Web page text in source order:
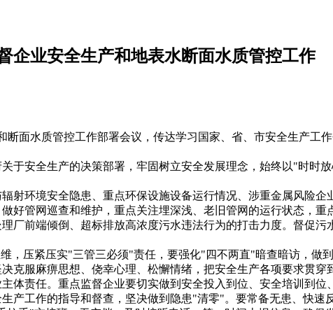
企业安全生产和地表水断面水质管控工作
面水质管控工作部署会议，传达学习国家、省、市安全生产工
于安全生产的决策部署，牢固树立安全发展理念，始终以"时时
射环境安全隐患、重点环保设施设备运行情况、涉重金属风险
好管网巡查和维护，重点关注埋深浅、老旧管网的运行状态，
厂前端倾倒、超标排放高浓度污水违法行为的打击力度。督促
，压紧压实"三管三必须"责任，要强化"四不两直"暗查暗访，做到
克服麻痹思想、侥幸心理、松懈情绪，把安全生产各项要求贯穿
体责任。重点监督企业要切实做到安全投入到位、安全培训到
产工作的指导和督查，坚决做到隐患"清零"。要常备无患、快速